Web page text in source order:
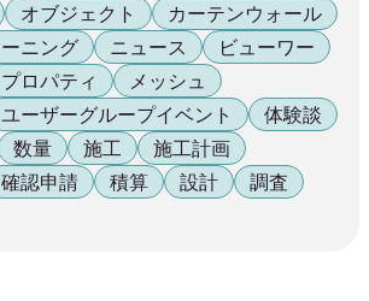
オブジェクト
カーテンウォール
ーニング ニュース
ビューワー
プロパティ
メッシュ
ユーザーグループイベント
体験談
数量 施工
施工計画
確認申請 積算 設計
調査